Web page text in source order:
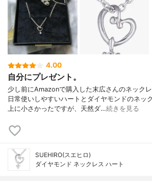
4.00
自分にプレゼント。
少し前にAmazonで購入した末広さんのネック
日常使いしやすいハートとダイヤモンドのネッ
上に小さかったですが、天然ダ…続きを見る
SUEHIRO(スエヒロ)
ダイヤモンド ネックレス ハート